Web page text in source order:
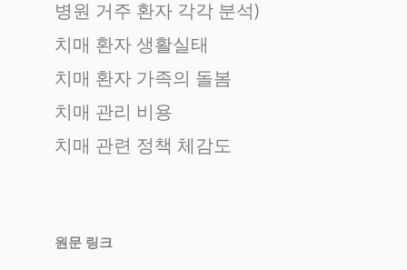
병원 거주 환자 각각 분석)
치매 환자 생활실태
치매 환자 가족의 돌봄
치매 관리 비용
치매 관련 정책 체감도
원문 링크